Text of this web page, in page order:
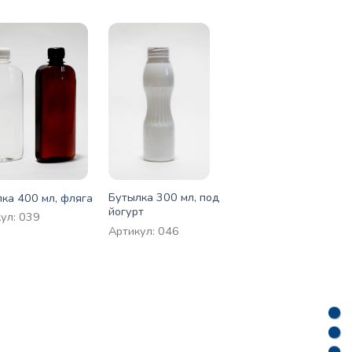
400 мл, фляга
039
Бутылка 300 мл, под
йогурт
Артикул: 046